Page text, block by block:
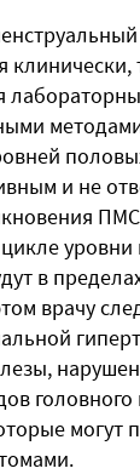
клинически,
и не
в
врачу
головного
могут